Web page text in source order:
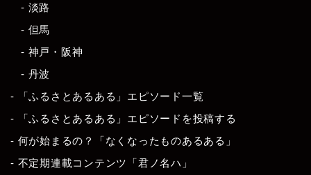
- 淡路
- 但馬
- 神戸・阪神
- 丹波
- 「ふるさとあるある」エピソード一覧
- 「ふるさとあるある」エピソードを投稿する
- 何が始まるの？「なくなったものあるある」
- 不定期連載コンテンツ「君ノ名ハ」